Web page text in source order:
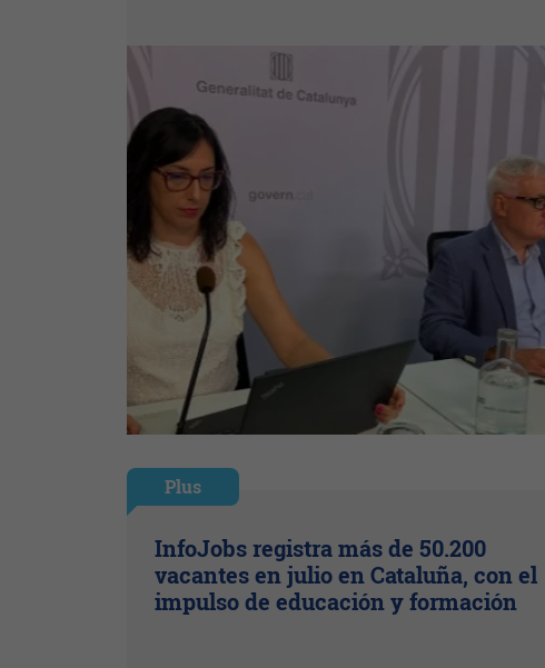
Plus
InfoJobs registra más de 50.200
vacantes en julio en Cataluña, con el
impulso de educación y formación